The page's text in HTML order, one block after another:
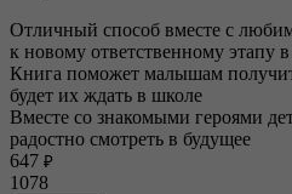
Отличный способ вместе с
к новому ответственному этапу
Книга поможет малышам
будет их ждать в школе
Вместе со знакомыми героями
радостно смотреть в будущее
647 ₽
1078